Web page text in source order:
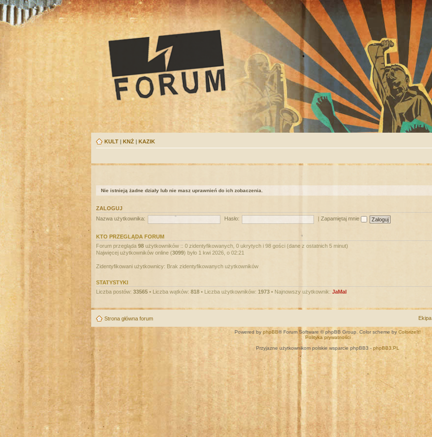
KULT | KNŻ | KAZIK
Nie istnieją żadne działy lub nie masz uprawnień do ich zobaczenia.
ZALOGUJ
Nazwa użytkownika:
Hasło: Zapamiętaj mnie
KTO PRZEGLĄDA FORUM
Forum przegląda 98 użytkowników :: 0 zidentyfikowanych, 0 ukrytych i 98 gości (dane z ostatnich 5 minut)
Najwięcej użytkowników online (3099) było 1 kwi 2026, o 02:21
Zidentyfikowani użytkownicy: Brak zidentyfikowanych użytkowników
STATYSTYKI
Liczba postów: 33565 • Liczba wątków: 818 • Liczba użytkowników: 1973 • Najnowszy użytkownik: JaMal
Strona główna forum Ekipa
Powered by phpBB® Forum Software © phpBB Group. Color scheme by ColorizeIt!
Polityka prywatności
Przyjazne użytkownikom polskie wsparcie phpBB3 - phpBB3.PL